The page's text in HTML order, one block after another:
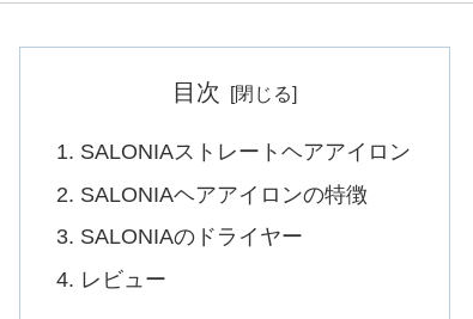
目次
SALONIAストレートヘアアイロン
SALONIAヘアアイロンの特徴
SALONIAのドライヤー
レビュー